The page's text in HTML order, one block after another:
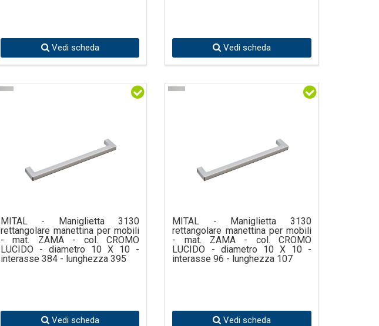
Vedi scheda Vedi scheda
MITAL - Maniglietta 3130
rettangolare manettina per mobili
- mat. ZAMA - col. CROMO
LUCIDO - diametro 10 X 10 -
interasse 384 - lunghezza 395
Vedi scheda
MITAL - Maniglietta 3130
rettangolare manettina per mobili
- mat. ZAMA - col. CROMO
LUCIDO - diametro 10 X 10 -
interasse 96 - lunghezza 107
Vedi scheda